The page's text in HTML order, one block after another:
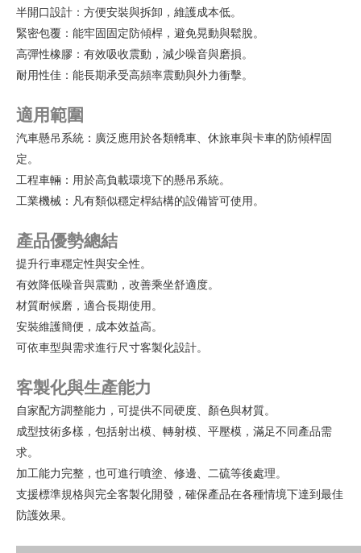
半開口設計：方便安裝與拆卸，維護成本低。
緊密包覆：能牢固固定防傾桿，避免晃動與鬆脫。
高彈性橡膠：有效吸收震動，減少噪音與磨損。
耐用性佳：能長期承受高頻率震動與外力衝擊。
適用範圍
汽車懸吊系統：廣泛應用於各類轎車、休旅車與卡車的防傾桿固
定。
工程車輛：用於高負載環境下的懸吊系統。
工業機械：凡有類似穩定桿結構的設備皆可使用。
產品優勢總結
提升行車穩定性與安全性。
有效降低噪音與震動，改善乘坐舒適度。
材質耐候磨，適合長期使用。
安裝維護簡便，成本效益高。
可依車型與需求進行尺寸客製化設計。
客製化與生產能力
自家配方調整能力，可提供不同硬度、顏色與材質。
成型技術多樣，包括射出模、轉射模、平壓模，滿足不同產品需
求。
加工能力完整，也可進行噴塗、修邊、二硫等後處理。
支援標準規格與完全客製化開發，確保產品在各種情境下達到最佳
防護效果。